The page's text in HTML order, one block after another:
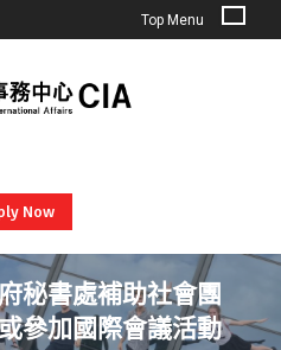
Top Menu
Now
秘書處補助社會團
參加國際會議活動